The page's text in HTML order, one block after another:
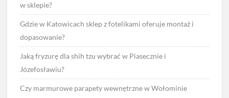
w sklepie?
Gdzie w Katowicach sklep z fotelikami oferuje montaż i
dopasowanie?
Jaką fryzurę dla shih tzu wybrać w Piasecznie i
Józefosławiu?
Czy marmurowe parapety wewnętrzne w Wołominie